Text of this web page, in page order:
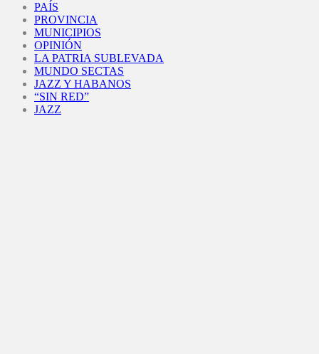
PAÍS
PROVINCIA
MUNICIPIOS
OPINIÓN
LA PATRIA SUBLEVADA
MUNDO SECTAS
JAZZ Y HABANOS
“SIN RED”
JAZZ